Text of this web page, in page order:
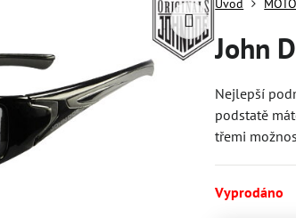
Úvod
John
Nejlepší
podstatě
třemi
Vyprodáno